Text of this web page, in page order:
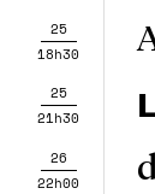
25
18h30
25
21h30
26
22h00